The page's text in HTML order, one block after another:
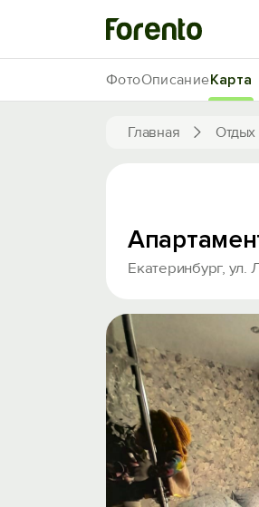
Главная Отдых
ФотоОписаниеКарта
Екатеринбург, ул.